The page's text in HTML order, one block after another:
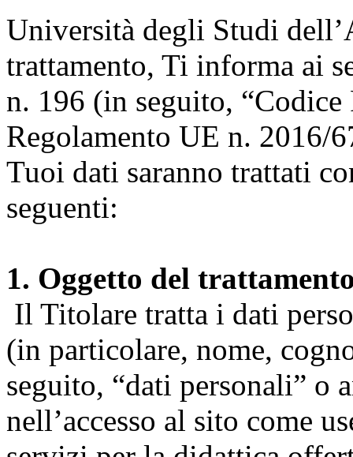
Università degli Studi
trattamento, Ti informa ai
n. 196 (in seguito, “Codice
Regolamento UE n. 2016/
Tuoi dati saranno trattati
seguenti:
1. Oggetto del
Il Titolare tratta i dati
(in particolare, nome,
seguito, “dati personali” o
nell’accesso al sito come